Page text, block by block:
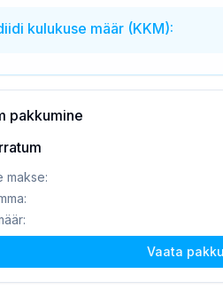
kulukuse määr (KKM):
pakkumine
makse:
Vaata